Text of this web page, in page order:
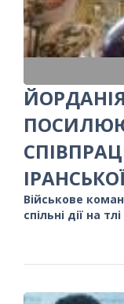
Військове
спільні дії на